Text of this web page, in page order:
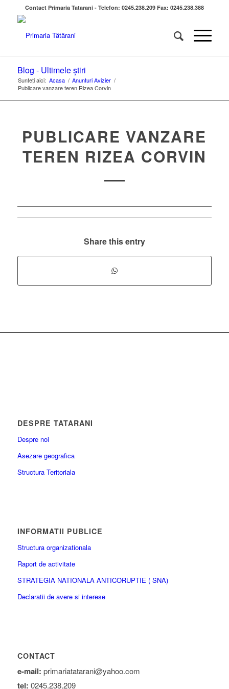
Contact Primaria Tatarani - Telefon: 0245.238.209 Fax: 0245.238.388
Blog - Ultimele știri
Sunteți aici: Acasa / Anunturi Avizier /
Publicare vanzare teren Rizea Corvin
PUBLICARE VANZARE
TEREN RIZEA CORVIN
Share this entry
DESPRE TATARANI
Despre noi
Asezare geografica
Structura Teritoriala
INFORMATII PUBLICE
Structura organizationala
Raport de activitate
STRATEGIA NATIONALA ANTICORUPTIE ( SNA)
Declaratii de avere si interese
CONTACT
e-mail: primariatatarani@yahoo.com
tel: 0245.238.209